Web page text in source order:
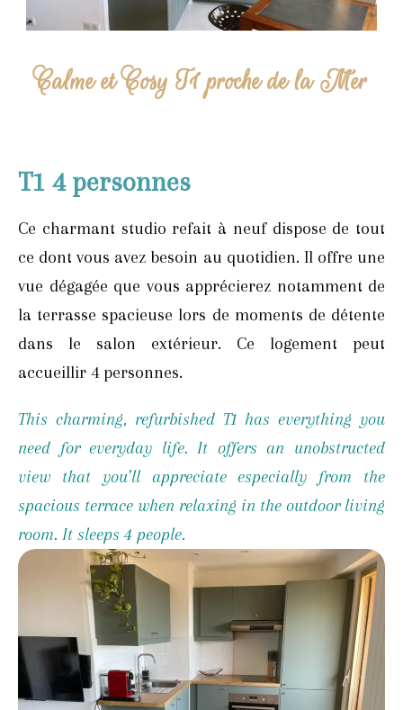
Calme et Cosy T1 proche de la Mer
T1 4 personnes
Ce charmant studio refait à neuf dispose de tout
ce dont vous avez besoin au quotidien. Il offre une
vue dégagée que vous apprécierez notamment de
la terrasse spacieuse lors de moments de détente
dans le salon extérieur. Ce logement peut
accueillir 4 personnes.
This charming, refurbished T1 has everything you
need for everyday life. It offers an unobstructed
view that you’ll appreciate especially from the
spacious terrace when relaxing in the outdoor living
room. It sleeps 4 people.